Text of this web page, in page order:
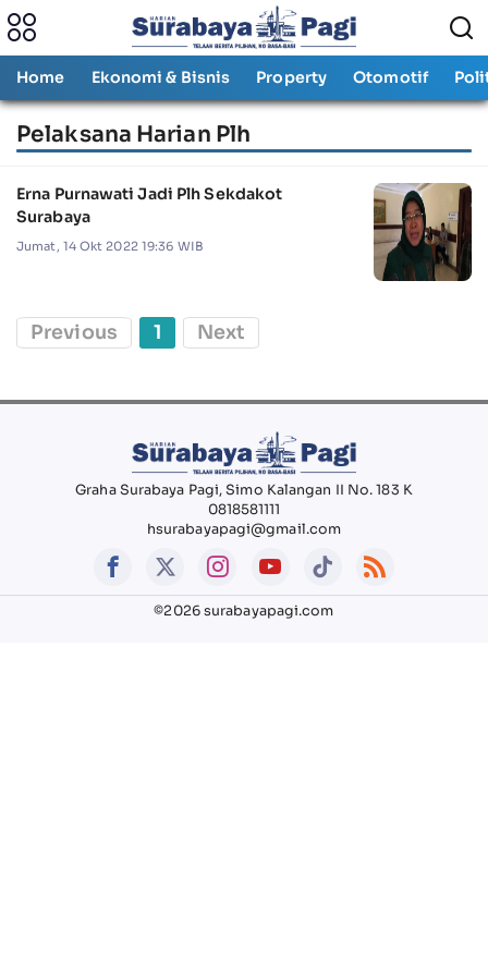
Home Ekonomi & Bisnis Property Otomotif
Pelaksana Harian Plh
Erna Purnawati Jadi Plh Sekdakot
Surabaya
Jumat, 14 Okt 2022 19:36 WIB
Previous 1 Next
Graha Surabaya Pagi, Simo Kalangan II No. 183 K
0818581111
hsurabayapagi@gmail.com
©2026 surabayapagi.com